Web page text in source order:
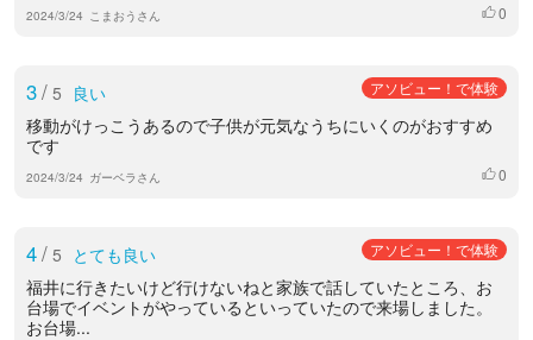
2024/3/24 こまおうさん いいね
0
3/ 5 良い アソビュー！で体験
移動がけっこうあるので子供が元気なうちにいくのがおすすめ
です
2024/3/24 ガーベラさん いいね
0
4/ 5 とても良い アソビュー！で体験
福井に行きたいけど行けないねと家族で話していたところ、お
台場でイベントがやっているといっていたので来場しました。
お台場...